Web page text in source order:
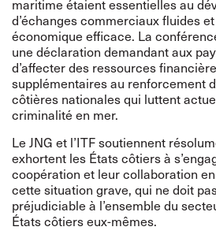
maritime étaient essentielles au
d’échanges commerciaux fluides
économique efficace. La
une déclaration demandant aux
d’affecter des ressources
supplémentaires au renforcement
côtières nationales qui luttent
criminalité en mer.
Le JNG et l’ITF soutiennent
exhortent les États côtiers à
coopération et leur collaboration
cette situation grave, qui ne doit
préjudiciable à l’ensemble du
États côtiers eux-mêmes.